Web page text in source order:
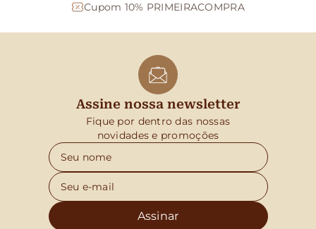
Cupom 10% PRIMEIRACOMPRA
Assine nossa newsletter
Fique por dentro das nossas
novidades e promoções
Assinar